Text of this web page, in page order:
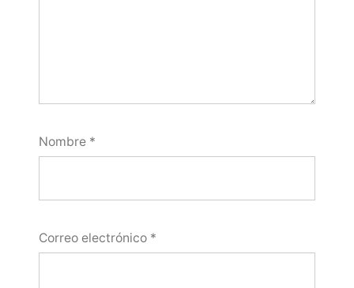
Nombre *
Correo electrónico *